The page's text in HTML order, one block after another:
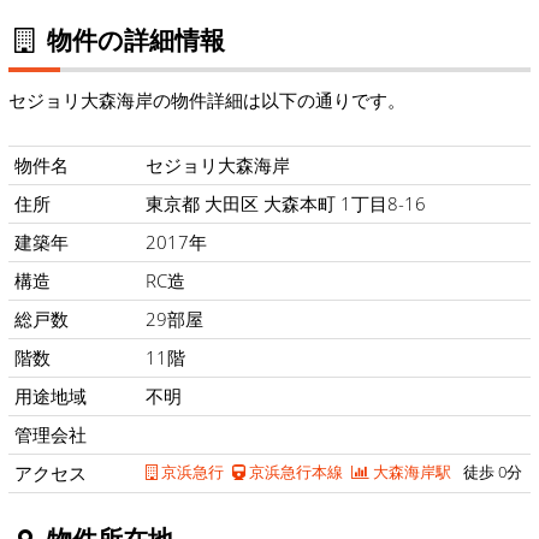
物件の詳細情報
セジョリ大森海岸の物件詳細は以下の通りです。
物件名
セジョリ大森海岸
住所
東京都 大田区 大森本町 1丁目8-16
建築年
2017年
構造
RC造
総戸数
29部屋
階数
11階
用途地域
不明
管理会社
アクセス
京浜急行 京浜急行本線 大森海岸駅 徒歩 0分